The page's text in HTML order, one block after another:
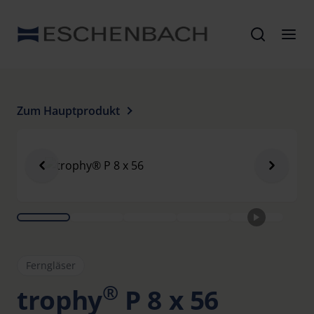
Zum Hauptprodukt
Ferngläser
trophy® P 8 x 56